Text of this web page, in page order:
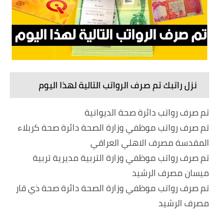
نزل راتبك تم صرف الرواتب التالية لهذا اليوم
تم صرف رواتب دائرة صحة الديوانية
تم صرف رواتب موظفي وزارة الصحة دائرة صحة كربلاء
المقدسة مصرف الاهلي العراقي
تم صرف رواتب موظفي وزارة التربية مديرية تربية
ميسان مصرف الرشيد
تم صرف رواتب موظفي وزارة الصحة دائرة صحة ذي قار
مصرف الرشيد